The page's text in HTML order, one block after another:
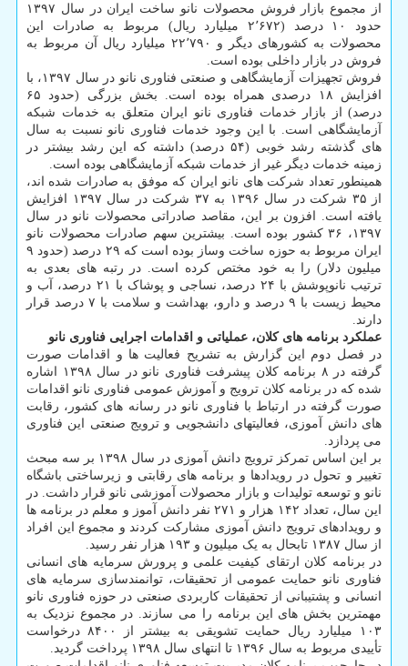
از مجموع بازار فروش محصولات نانو ساخت ایران در سال ۱۳۹۷
حدود ۱۰ درصد (۲٬۶۷۲ میلیارد ریال) مربوط به صادرات این
محصولات به کشورهای دیگر و ۲۲٬۷۹۰ میلیارد ریال آن مربوط به
فروش در بازار داخلی بوده است.
فروش تجهیزات آزمایشگاهی و صنعتی فناوری نانو در سال ۱۳۹۷، با
افزایش ۱۸ درصدی همراه بوده است. بخش بزرگی (حدود ۶۵
درصد) از بازار خدمات فناوری نانو ایران متعلق به خدمات شبکه
آزمایشگاهی است. با این وجود خدمات فناوری نانو نسبت به سال
های گذشته رشد خوبی (۵۴ درصد) داشته که این رشد بیشتر در
زمینه خدمات دیگر غیر از خدمات شبکه آزمایشگاهی بوده است.
همینطور تعداد شرکت های نانو ایران که موفق به صادرات شده اند،
از ۳۵ شرکت در سال ۱۳۹۶ به ۳۷ شرکت در سال ۱۳۹۷ افزایش
یافته است. افزون بر این، مقاصد صادراتی محصولات نانو در سال
۱۳۹۷، ۳۶ کشور بوده است. بیشترین سهم صادرات محصولات نانو
ایران مربوط به حوزه ساخت وساز بوده است که ۲۹ درصد (حدود ۹
میلیون دلار) را به خود مختص کرده است. در رتبه های بعدی به
ترتیب نانوپوشش با ۲۴ درصد، نساجی و پوشاک با ۲۱ درصد، آب و
محیط زیست با ۹ درصد و دارو، بهداشت و سلامت با ۷ درصد قرار
دارند.
عملکرد برنامه های کلان، عملیاتی و اقدامات اجرایی فناوری نانو
در فصل دوم این گزارش به تشریح فعالیت ها و اقدامات صورت
گرفته در ۸ برنامه کلان پیشرفت فناوری نانو در سال ۱۳۹۸ اشاره
شده که در برنامه کلان ترویج و آموزش عمومی فناوری نانو اقدامات
صورت گرفته در ارتباط با فناوری نانو در رسانه های کشور، رقابت
های دانش آموزی، فعالیتهای دانشجویی و ترویج صنعتی این فناوری
می پردازد.
بر این اساس تمرکز ترویج دانش آموزی در سال ۱۳۹۸ بر سه مبحث
تغییر و تحول در رویدادها و برنامه های رقابتی و زیرساختی باشگاه
نانو و توسعه تولیدات و بازار محصولات آموزشی نانو قرار داشت. در
این سال، تعداد ۱۴۲ هزار و ۲۷۱ نفر دانش آموز و معلم در برنامه ها
و رویدادهای ترویج دانش آموزی مشارکت کردند و مجموع این افراد
از سال ۱۳۸۷ تابحال به یک میلیون و ۱۹۳ هزار نفر رسید.
در برنامه کلان ارتقای کیفیت علمی و پرورش سرمایه های انسانی
فناوری نانو حمایت عمومی از تحقیقات، توانمندسازی سرمایه های
انسانی و پشتیبانی از تحقیقات کاربردی صنعتی در حوزه فناوری نانو
مهمترین بخش های این برنامه را می سازند. در مجموع نزدیک به
۱۰۳ میلیارد ریال حمایت تشویقی به بیشتر از ۸۴۰۰ درخواست
تأییدی مربوط به سال ۱۳۹۶ تا انتهای سال ۱۳۹۸ پرداخت گردید.